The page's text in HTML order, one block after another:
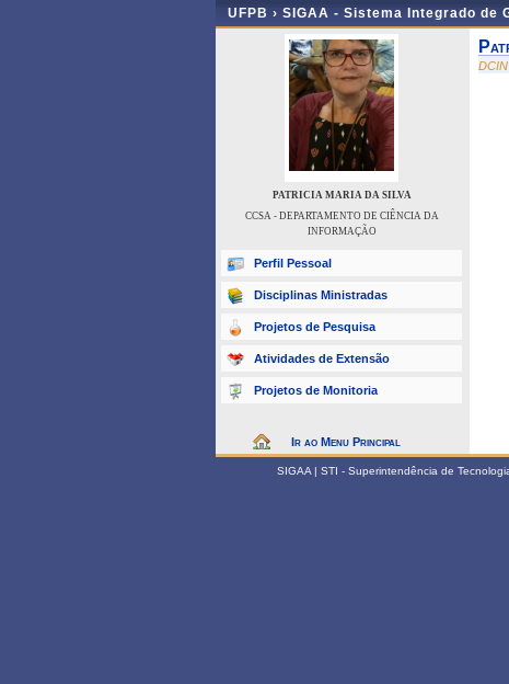
UFPB › SIGAA - Sistema Integrado de
PATRICIA MARIA DA SILVA
CCSA - DEPARTAMENTO DE CIÊNCIA DA
INFORMAÇÃO
Perfil Pessoal
Disciplinas Ministradas
Projetos de Pesquisa
Atividades de Extensão
Projetos de Monitoria
Ir ao Menu Principal
SIGAA | STI - Superintendência de